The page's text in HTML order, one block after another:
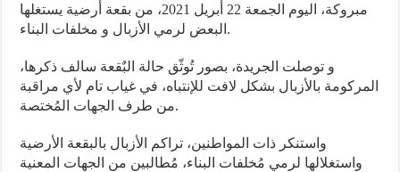
مبروكة، اليوم الجمعة 22 أبريل 2021، من بقعة أرضية يستغلها
البعض لرمي الأزبال و مخلفات البناء.
و توصلت الجريدة، بصور تُوثّق حالة البٌقعة سالف ذكرها،
المركومة بالأزبال بشكل لافت للإنتباه، في غياب تام لأي مراقبة
من طرف الجهات المُختصة.
واستنكر ذات المواطنين، تراكم الأزبال بالبقعة الأرضية
واستغلالها لرمي مُخلفات البناء، مُطالبين من الجهات المعنية